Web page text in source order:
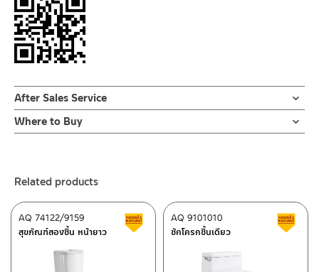
After Sales Service
Online Platform
– Email: contact@charnpaiboon.com
Where to Buy
– Shopee
–Lazada
ติดต่อพนักงานขาย / Contact Sales Staff
@charnpaiboon.sales
Related products
สุขภัณฑ์สองชิ้น หน้ายาว
AQ 74122/9159 Clearance sale
ชักโครกชิ้นเดียว
AQ 9101010